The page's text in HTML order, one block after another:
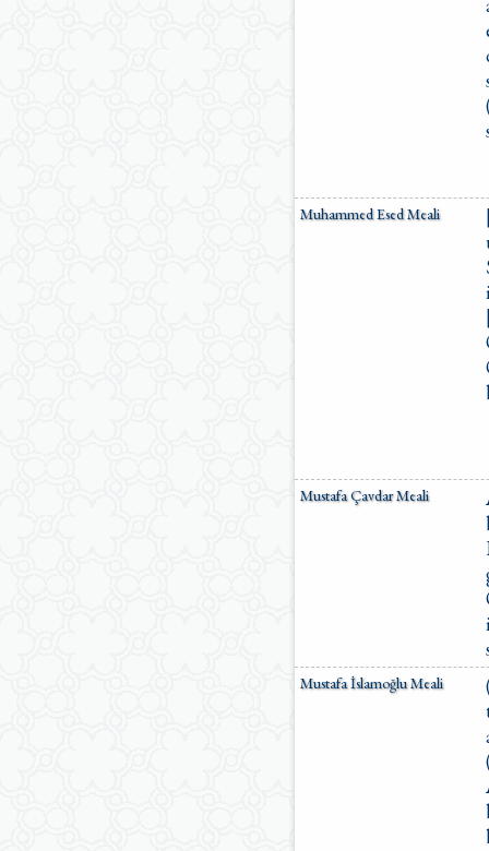
Muhammed Esed Meali
Mustafa Çavdar Meali
Mustafa İslamoğlu Meali